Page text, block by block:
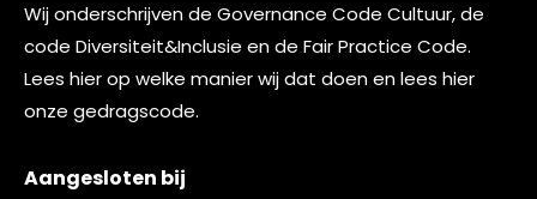
Wij onderschrijven de Governance Code Cultuur, de
code Diversiteit&Inclusie en de Fair Practice Code.
Lees hierop welke manier wij dat doen en lees hier
onze gedragscode.
Aangesloten bij